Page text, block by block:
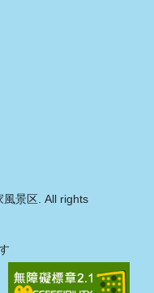
景区. All rights